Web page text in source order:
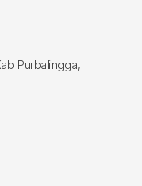
Purbalingga,